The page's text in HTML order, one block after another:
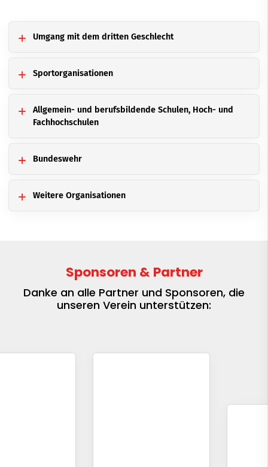
Umgang mit dem dritten Geschlecht
Sportorganisationen
Allgemein- und berufsbildende Schulen, Hoch- und
Fachhochschulen
Bundeswehr
Weitere Organisationen
Sponsoren & Partner
Danke an alle Partner und Sponsoren, die
unseren Verein unterstützen: